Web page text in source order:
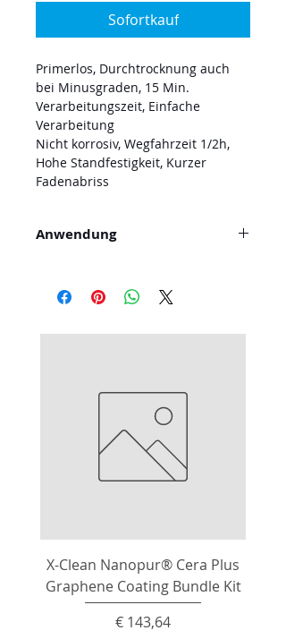
Sofortkauf
Primerlos, Durchtrocknung auch
bei Minusgraden, 15 Min.
Verarbeitungszeit, Einfache
Verarbeitung
Nicht korrosiv, Wegfahrzeit 1/2h,
Hohe Standfestigkeit, Kurzer
Fadenabriss
Anwendung
X-Clean Nanopur® Cera Plus
Graphene Coating Bundle Kit
Preis
€ 143,64